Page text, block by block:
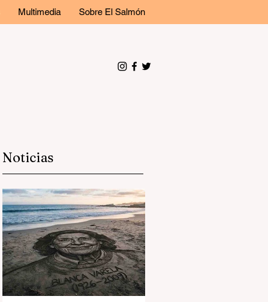
Multimedia Sobre El Salmón
Noticias